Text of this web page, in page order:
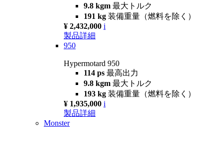
9.8 kgm 最大トルク
191 kg 装備重量（燃料を除く）
¥ 2,432,000 i
製品詳細
950
Hypermotard 950
114 ps 最高出力
9.8 kgm 最大トルク
193 kg 装備重量（燃料を除く）
¥ 1,935,000 i
製品詳細
Monster